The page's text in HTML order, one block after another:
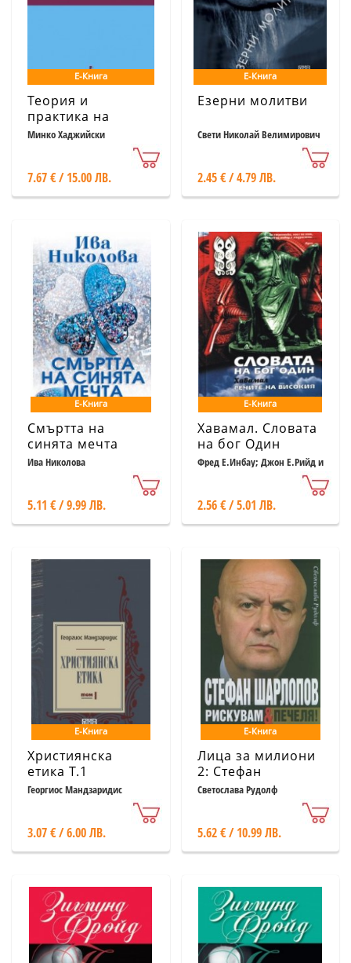
Е-Книга
Теория и
практика на
психологическото
Минко Хаджийски
7.67 € / 15.00 ЛВ.
Е-Книга
Езерни молитви
Свети Николай Велимирович
2.45 € / 4.79 ЛВ.
Е-Книга
Смъртта на
синята мечта
Ива Николова
5.11 € / 9.99 ЛВ.
Е-Книга
Хавамал. Словата
на бог Один
Фред Е.Инбау; Джон Е.Рийд и
2.56 € / 5.01 ЛВ.
Е-Книга
Християнска
етика Т.1
Георгиос Мандзаридис
3.07 € / 6.00 ЛВ.
Е-Книга
Лица за милиони
2: Стефан
Шарлопов -
Светослава Рудолф
5.62 € / 10.99 ЛВ.